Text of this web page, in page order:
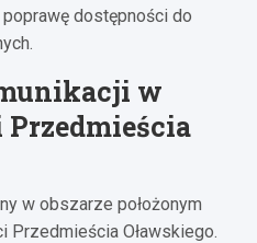
dostępności do
w
Przedmieścia
w obszarze położonym
Przedmieścia Oławskiego.